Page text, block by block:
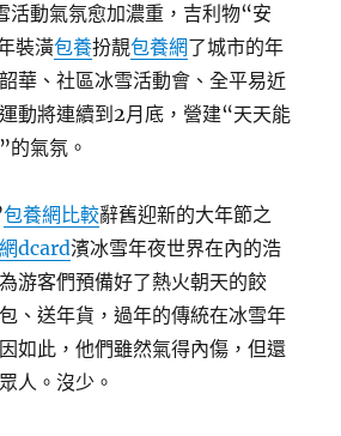
活動氣氛愈加濃重，吉利物“安
裝潢包養扮靚包養網了城市的年
華、社區冰雪活動會、全平易近
動將連續到2月底，營建“天天能
的氣氛。
包養網比較辭舊迎新的大年節之
dcard濱冰雪年夜世界在內的浩
游客們預備好了熱火朝天的餃
、送年貨，過年的傳統在冰雪年
如此，他們雖然氣得內傷，但還
人。沒少。